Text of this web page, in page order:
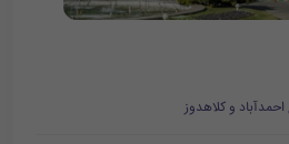
و کلاهدوز